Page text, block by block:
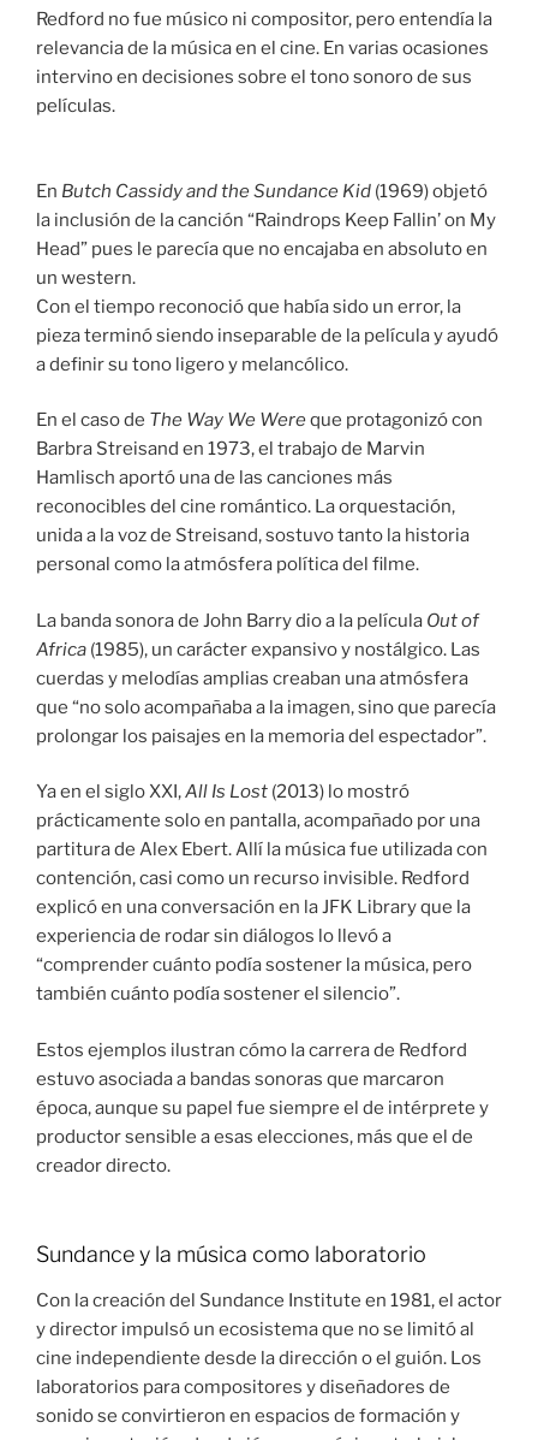
Redford no fue músico ni compositor, pero entendía la
relevancia de la música en el cine. En varias ocasiones
intervino en decisiones sobre el tono sonoro de sus
películas.
En Butch Cassidy and the Sundance Kid (1969) objetó
la inclusión de la canción “Raindrops Keep Fallin’ on My
Head” pues le parecía que no encajaba en absoluto en
un western.
Con el tiempo reconoció que había sido un error, la
pieza terminó siendo inseparable de la película y ayudó
a definir su tono ligero y melancólico.
En el caso de The Way We Wereque protagonizó con
Barbra Streisand en 1973, el trabajo de Marvin
Hamlisch aportó una de las canciones más
reconocibles del cine romántico. La orquestación,
unida a la voz de Streisand, sostuvo tanto la historia
personal como la atmósfera política del filme.
La banda sonora de John Barry dio a la película Out of
Africa (1985), un carácter expansivo y nostálgico. Las
cuerdas y melodías amplias creaban una atmósfera
que “no solo acompañaba a la imagen, sino que parecía
prolongar los paisajes en la memoria del espectador”.
Ya en el siglo XXI,All Is Lost (2013) lo mostró
prácticamente solo en pantalla, acompañado por una
partitura de Alex Ebert. Allí la música fue utilizada con
contención, casi como un recurso invisible. Redford
explicó en una conversación en la JFK Library que la
experiencia de rodar sin diálogos lo llevó a
“comprender cuánto podía sostener la música, pero
también cuánto podía sostener el silencio”.
Estos ejemplos ilustran cómo la carrera de Redford
estuvo asociada a bandas sonoras que marcaron
época, aunque su papel fue siempre el de intérprete y
productor sensible a esas elecciones, más que el de
creador directo.
Sundance y la música como laboratorio
Con la creación del Sundance Institute en 1981, el actor
y director impulsó un ecosistema que no se limitó al
cine independiente desde la dirección o el guión. Los
laboratorios para compositores y diseñadores de
sonido se convirtieron en espacios de formación y